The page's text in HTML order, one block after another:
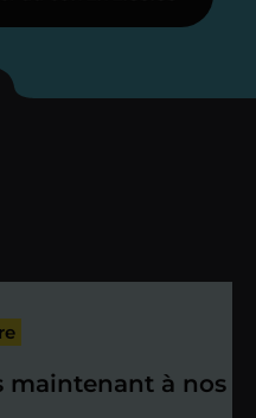
votre
72
maintenant à nos